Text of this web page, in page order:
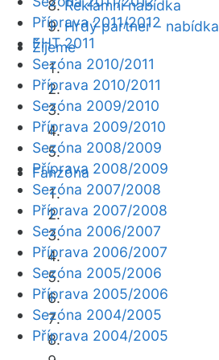
Reklamní nabídka
Hrdý partner - nabídka
Žijeme
Fanzóna
Příprava 2011/2012
EHT 2011
Sezóna 2010/2011
Příprava 2010/2011
Sezóna 2009/2010
Příprava 2009/2010
Sezóna 2008/2009
Příprava 2008/2009
Sezóna 2007/2008
Příprava 2007/2008
Sezóna 2006/2007
Příprava 2006/2007
Sezóna 2005/2006
Příprava 2005/2006
Sezóna 2004/2005
Příprava 2004/2005